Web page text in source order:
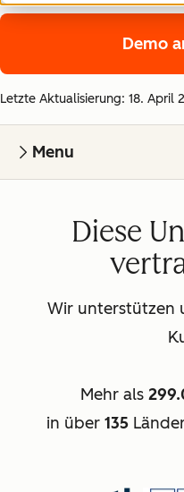
Demo
Letzte Aktualisierung: 18. April
Menu
Diese
Wir unterstützen
Mehr als
in über 135